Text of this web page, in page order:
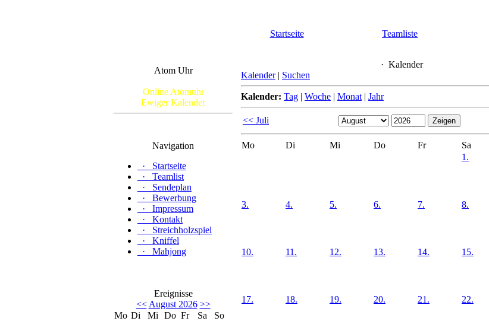
Startseite Teamliste
Atom Uhr
Online Atomuhr
Ewiger Kalender
Navigation
·
Startseite
·
Teamlist
·
Sendeplan
·
Bewerbung
·
Impressum
·
Kontakt
·
Streichholzspiel
·
Kniffel
·
Mahjong
Ereignisse
<< August 2026 >>
Mo Di Mi Do Fr Sa
So
· Kalender
Kalender | Suchen
Kalender: Tag | Woche | Monat | Jahr
<< Juli
Mo Di Mi Do Fr Sa
1.
3. 4. 5. 6. 7. 8.
10. 11. 12. 13. 14. 15.
17. 18. 19. 20. 21. 22.